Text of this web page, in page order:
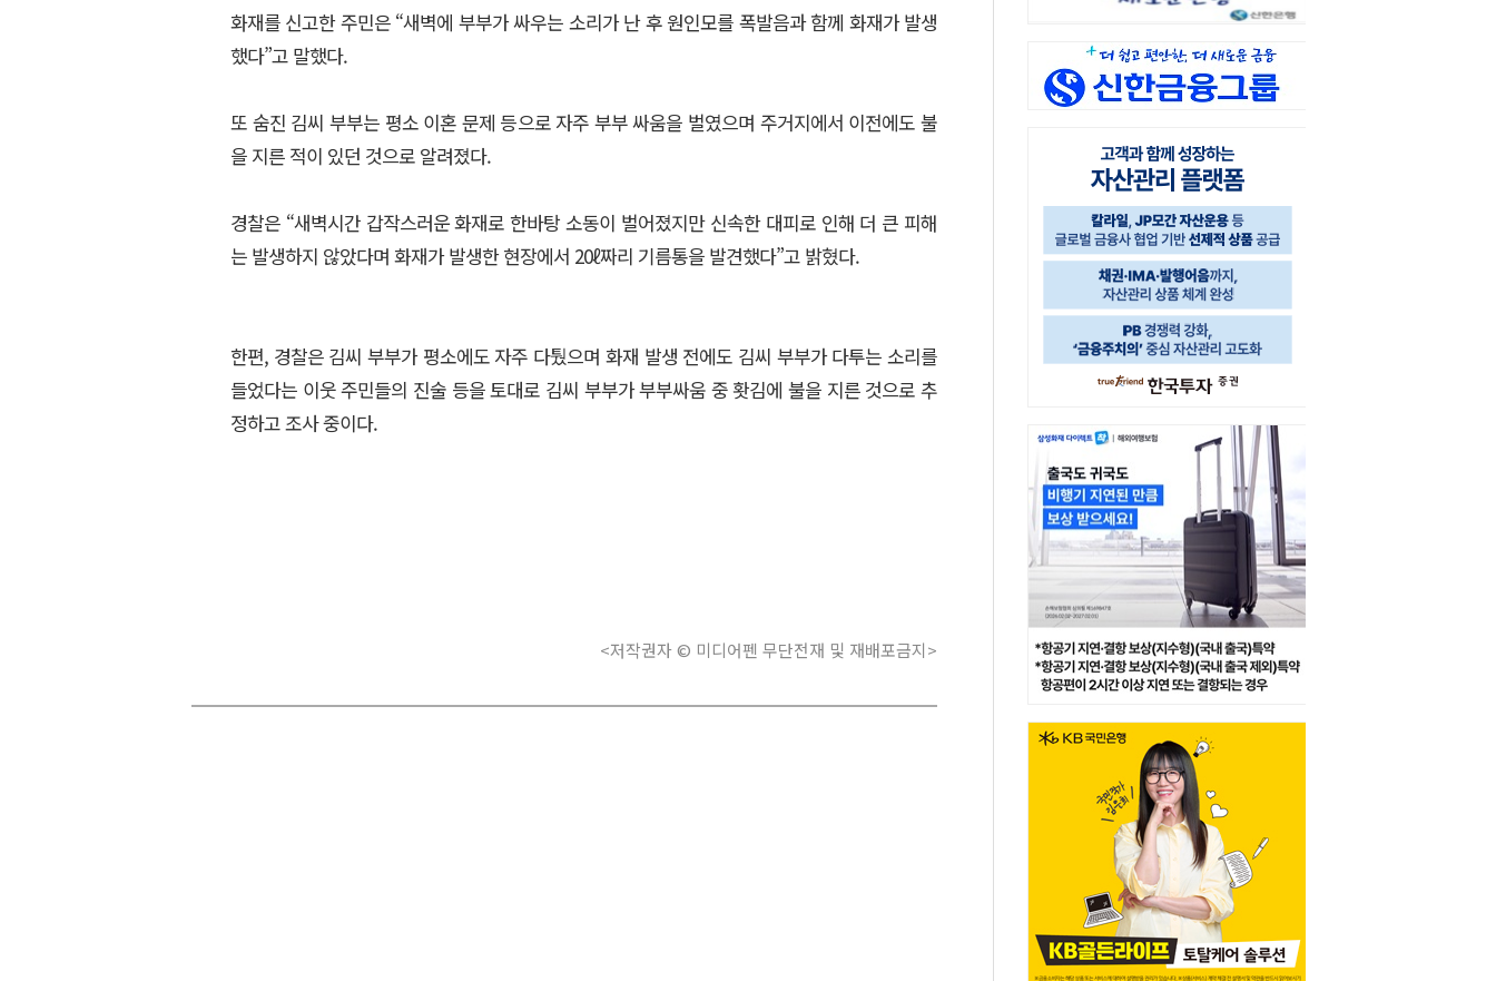
화재를 신고한 주민은 “새벽에 부부가 싸우는 소리가 난 후 원인모를 폭발음과 함께 화재가 발생
했다”고 말했다.
또 숨진 김씨 부부는 평소 이혼 문제 등으로 자주 부부 싸움을 벌였으며 주거지에서 이전에도 불
을 지른 적이 있던 것으로 알려졌다.
경찰은 “새벽시간 갑작스러운 화재로 한바탕 소동이 벌어졌지만 신속한 대피로 인해 더 큰 피해
는 발생하지 않았다며 화재가 발생한 현장에서 20ℓ짜리 기름통을 발견했다”고 밝혔다.
한편, 경찰은 김씨 부부가 평소에도 자주 다퉜으며 화재 발생 전에도 김씨 부부가 다투는 소리를
들었다는 이웃 주민들의 진술 등을 토대로 김씨 부부가 부부싸움 중 홧김에 불을 지른 것으로 추
정하고 조사 중이다.
<저작권자 © 미디어펜 무단전재 및 재배포금지>